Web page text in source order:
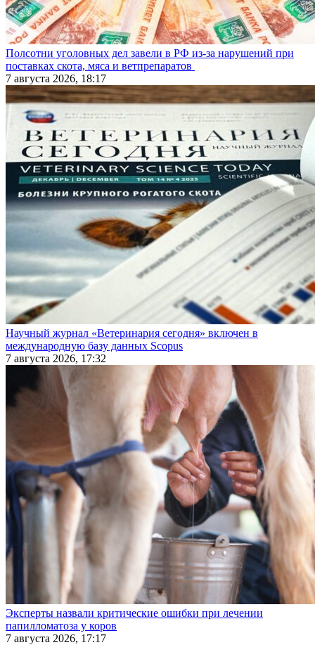
Полсотни уголовных дел завели в РФ из-за нарушений при
поставках скота, мяса и ветпрепаратов
7 августа 2026, 18:17
Научный журнал «Ветеринария сегодня» включен в
международную базу данных Scopus
7 августа 2026, 17:32
Эксперты назвали критические ошибки при лечении
папилломатоза у коров
7 августа 2026, 17:17